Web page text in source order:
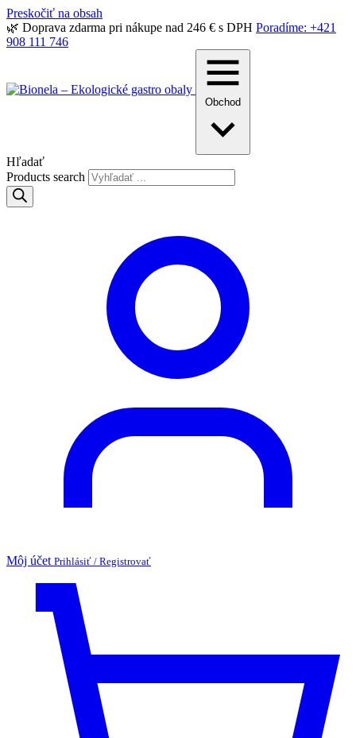
Preskočiť na obsah
🌿 Doprava zdarma pri nákupe nad 246 € s DPH Poradíme: +421
908 111 746
Obchod
Hľadať
Products search
Môj účet Prihlásiť / Registrovať